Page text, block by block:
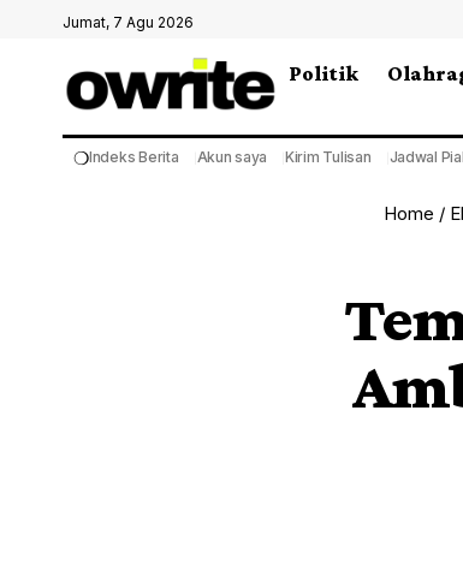
Jumat, 7 Agu 2026
Politik
❍Indeks Berita Akun saya Kirim Tulisan Jadwal
Home /